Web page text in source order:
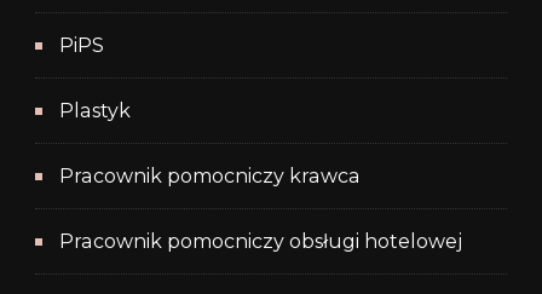
PiPS
Plastyk
Pracownik pomocniczy krawca
Pracownik pomocniczy obsługi hotelowej